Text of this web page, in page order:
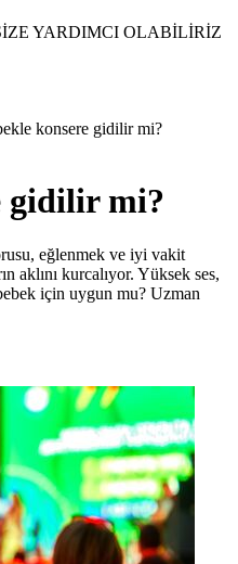
YARDIMCI OLABİLİRİZ
konsere gidilir mi?
gidilir mi?
eğlenmek ve iyi vakit
aklını kurcalıyor. Yüksek ses,
için uygun mu? Uzman